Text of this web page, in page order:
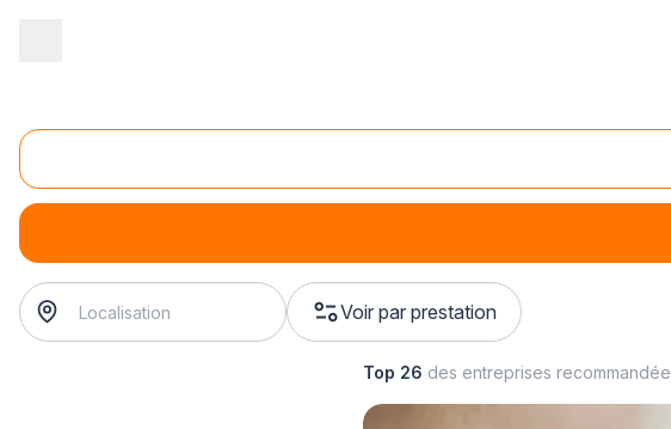
Rénovation d'EHPAD
rénovation d'EHPAD
Voir par prestation
Top 26 des entreprises